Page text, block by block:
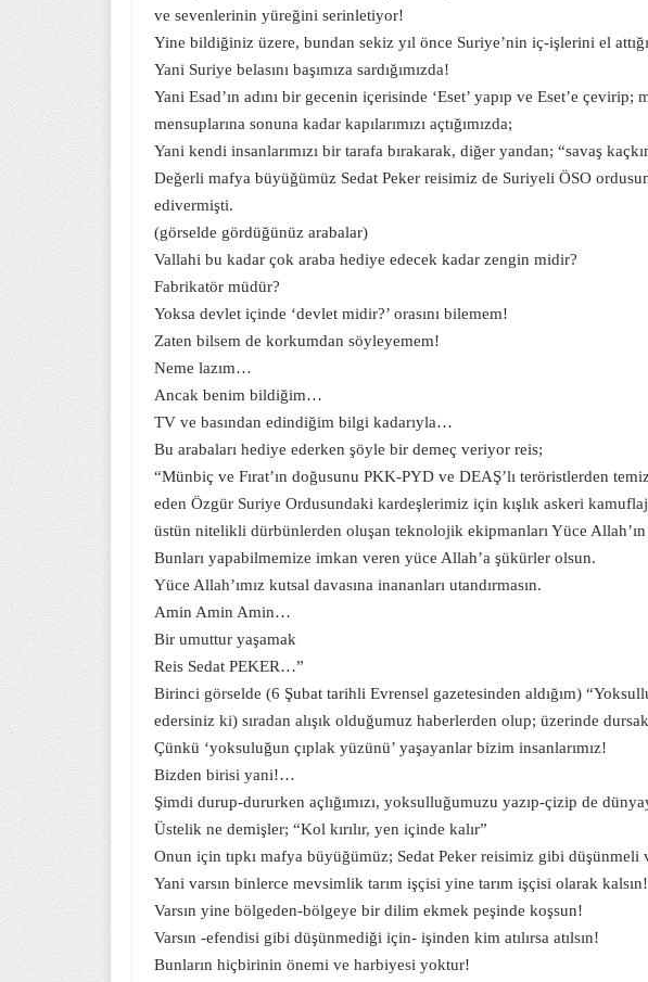
ve sevenlerinin yüreğini serinletiyor!
Yine bildiğiniz üzere, bundan sekiz yıl önce Suriye’nin iç-işlerini el
Yani Suriye belasını başımıza sardığımızda!
Yani Esad’ın adını bir gecenin içerisinde ‘Eset’ yapıp ve Eset’e
mensuplarına sonuna kadar kapılarımızı açtığımızda;
Yani kendi insanlarımızı bir tarafa bırakarak, diğer yandan; “savaş
Değerli mafya büyüğümüz Sedat Peker reisimiz de Suriyeli ÖSO
edivermişti.
(görselde gördüğünüz arabalar)
Vallahi bu kadar çok araba hediye edecek kadar zengin midir?
Fabrikatör müdür?
Yoksa devlet içinde ‘devlet midir?’ orasını bilemem!
Zaten bilsem de korkumdan söyleyemem!
Neme lazım…
Ancak benim bildiğim…
TV ve basından edindiğim bilgi kadarıyla…
Bu arabaları hediye ederken şöyle bir demeç veriyor reis;
“Münbiç ve Fırat’ın doğusunu PKK-PYD ve DEAŞ’lı teröristlerden
eden Özgür Suriye Ordusundaki kardeşlerimiz için kışlık askeri
üstün nitelikli dürbünlerden oluşan teknolojik ekipmanları Yüce
Bunları yapabilmemize imkan veren yüce Allah’a şükürler olsun.
Yüce Allah’ımız kutsal davasına inananları utandırmasın.
Amin Amin Amin…
Bir umuttur yaşamak
Reis Sedat PEKER…”
Birinci görselde (6 Şubat tarihli Evrensel gazetesinden aldığım)
edersiniz ki) sıradan alışık olduğumuz haberlerden olup; üzerinde
Çünkü ‘yoksuluğun çıplak yüzünü’ yaşayanlar bizim insanlarımız!
Bizden birisi yani!…
Şimdi durup-dururken açlığımızı, yoksulluğumuzu yazıp-çizip de
Üstelik ne demişler; “Kol kırılır, yen içinde kalır”
Onun için tıpkı mafya büyüğümüz; Sedat Peker reisimiz gibi düşünmeli
Yani varsın binlerce mevsimlik tarım işçisi yine tarım işçisi olarak kalsın!
Varsın yine bölgeden-bölgeye bir dilim ekmek peşinde koşsun!
Varsın -efendisi gibi düşünmediği için- işinden kim atılırsa atılsın!
Bunların hiçbirinin önemi ve harbiyesi yoktur!